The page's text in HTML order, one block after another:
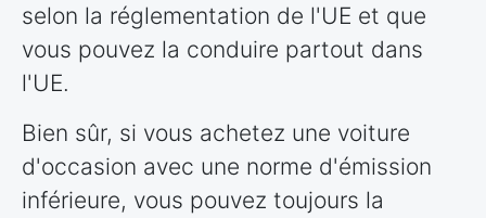
selon la réglementation de l'UE et que
vous pouvez la conduire partout dans
l'UE.
Bien sûr, si vous achetez une voiture
d'occasion avec une norme d'émission
inférieure, vous pouvez toujours la